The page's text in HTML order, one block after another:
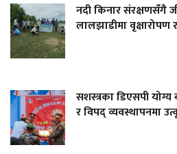
नदी किनार संरक्षणसँगै
लालझाडीमा
सशस्त्रका डिएसपी योग्य
र विपद् व्यवस्थापनमा